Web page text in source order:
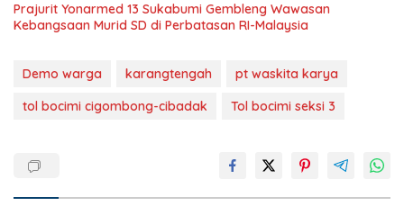
Prajurit Yonarmed 13 Sukabumi Gembleng Wawasan
Kebangsaan Murid SD di Perbatasan RI-Malaysia
Demo warga karangtengah
pt waskita karya
tol bocimi cigombong-cibadak
Tol bocimi seksi 3